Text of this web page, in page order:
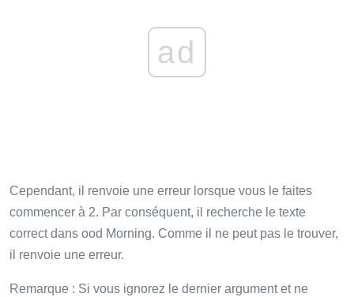
ad
Cependant, il renvoie une erreur lorsque vous le faites
commencer à 2. Par conséquent, il recherche le texte
correct dans ood Morning. Comme il ne peut pas le trouver,
il renvoie une erreur.
Remarque : Si vous ignorez le dernier argument et ne